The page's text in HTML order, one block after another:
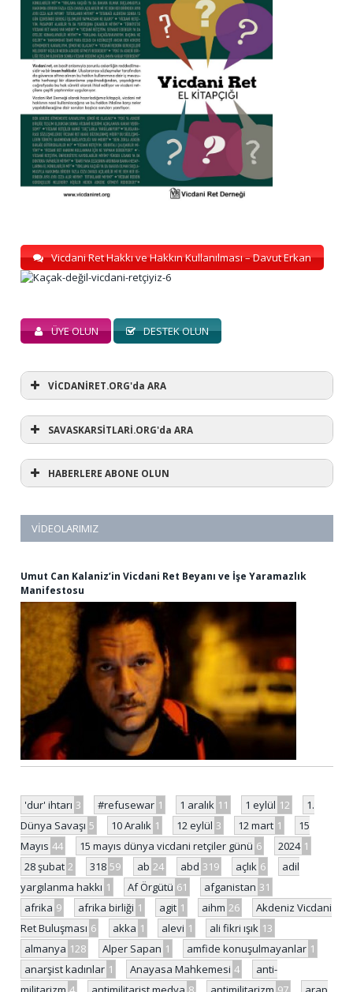
Vicdani Ret Hakkı ve Hakkın Kullanılması – Davut Erkan
ÜYE OLUN DESTEK OLUN
VİCDANİRET.ORG'da ARA
SAVASKARSİTLARİ.ORG'da ARA
HABERLERE ABONE OLUN
VIDEOLARIMIZ
Umut Can Kalaniz’in Vicdani Ret Beyanı ve İşe Yaramazlık
Manifestosu
'dur' ihtarı 3 #refusewar 1 1 aralık 11 1 eylül 12
1.
Dünya Savaşı 5 10 Aralık 1 12 eylül 3 12 mart 1
15
Mayıs 44 15 mayıs dünya vicdani retçiler günü 6 2024 1
28 şubat 2 318 59 ab 24 abd 319 açlık 6
adil
yargılanma hakkı 1 Af Örgütü 61 afganistan 31
afrika 9 afrika birliği 1 agit 1 aihm 26
Akdeniz Vicdani
Ret Buluşması 6 akka 1 alevi 1 ali fikri ışık 13
almanya 128 Alper Sapan 1 amfide konuşulmayanlar 1
anarşist kadınlar 1 Anayasa Mahkemesi 4
anti-